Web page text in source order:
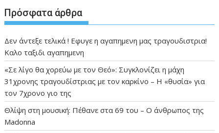
Πρόσφατα άρθρα
Δεν άντεξε τελικά ! Εφυγε η αγαπημενη μας τραγουδιστρια!
Καλο ταξιδι αγαπημενη
«Σε λίγο θα χορεύω με τον Θεό»: Συγκλονίζει η μάχη
31χρονης τραγουδίστριας με τον καρκίνο – Η «θυσία» για
τον 7χρονο γιο της
Θλίψη στη μουσική: Πέθανε στα 69 του – Ο άνθρωπος της
Madonna